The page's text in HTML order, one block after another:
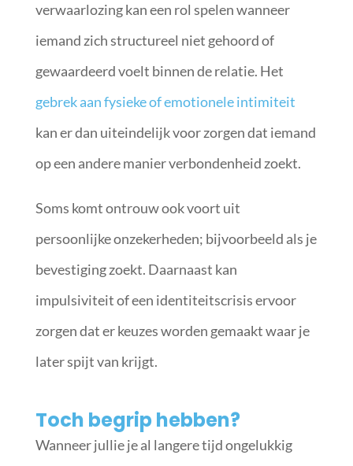
verwaarlozing kan een rol spelen wanneer
iemand zich structureel niet gehoord of
gewaardeerd voelt binnen de relatie. Het
gebrek aan fysieke of emotionele intimiteit
kan er dan uiteindelijk voor zorgen dat iemand
op een andere manier verbondenheid zoekt.
Soms komt ontrouw ook voort uit
persoonlijke onzekerheden; bijvoorbeeld als je
bevestiging zoekt. Daarnaast kan
impulsiviteit of een identiteitscrisis ervoor
zorgen dat er keuzes worden gemaakt waar je
later spijt van krijgt.
Toch begrip hebben?
Wanneer jullie je al langere tijd ongelukkig